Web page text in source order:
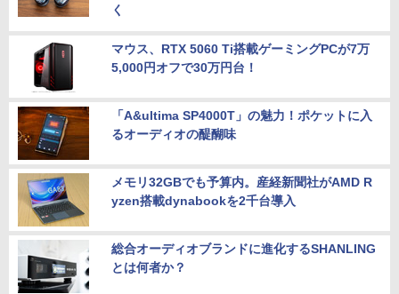
く
マウス、RTX 5060 Ti搭載ゲーミングPCが7万
5,000円オフで30万円台！
「A&ultima SP4000T」の魅力！ポケットに入
るオーディオの醍醐味
メモリ32GBでも予算内。産経新聞社がAMD R
yzen搭載dynabookを2千台導入
総合オーディオブランドに進化するSHANLING
とは何者か？